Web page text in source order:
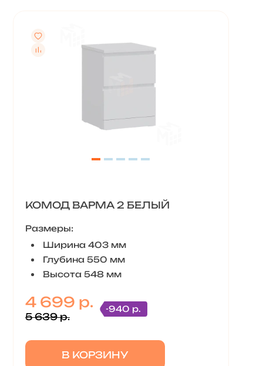
КОМОД ВАРМА 2 БЕЛЫЙ
Размеры:
Ширина 403 мм
Глубина 550 мм
Высота 548 мм
4 699 р.
5 639 р.
-940 р.
В КОРЗИНУ